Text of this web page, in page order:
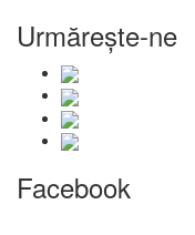
Urmăreşte-ne
Facebook